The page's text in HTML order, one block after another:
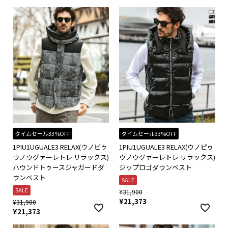
タイムセール33%OFF
1PIU1UGUALE3 RELAX(ウノピゥ
ウノウグァーレトレ リラックス)
ハウンドトゥースジャガードダ
ウンベスト
SALE
¥31,900
¥21,373
タイムセール33%OFF
1PIU1UGUALE3 RELAX(ウノピゥ
ウノウグァーレトレ リラックス)
ジップロゴダウンベスト
SALE
¥31,900
¥21,373